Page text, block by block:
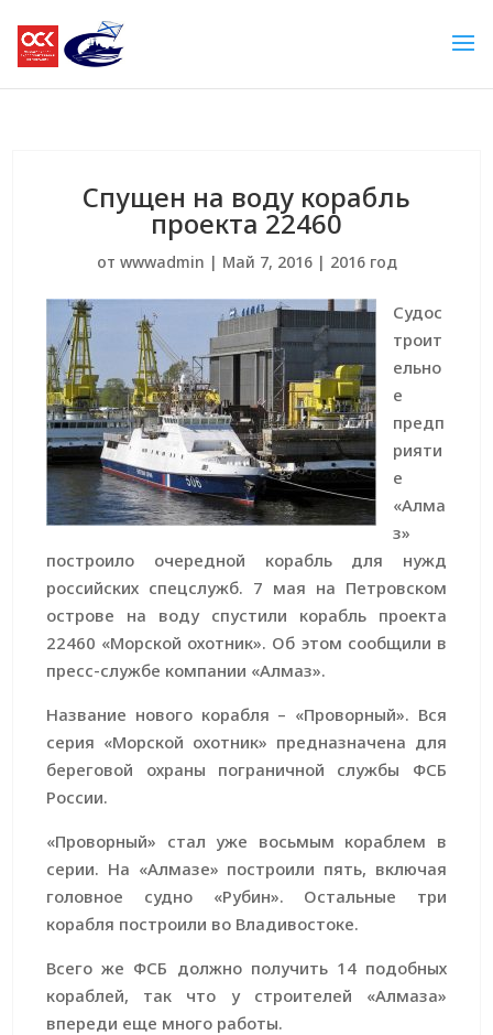
Спущен на воду корабль
проекта 22460
от wwwadmin | Май 7, 2016| 2016 год
Судос
троит
ельно
е
предп
рияти
е
«Алма
з»
построило очередной корабль для нужд
российских спецслужб. 7 мая на Петровском
острове на воду спустили корабль проекта
22460 «Морской охотник». Об этом сообщили в
пресс-службе компании «Алмаз».
Название нового корабля – «Проворный». Вся
серия «Морской охотник» предназначена для
береговой охраны пограничной службы ФСБ
России.
«Проворный» стал уже восьмым кораблем в
серии. На «Алмазе» построили пять, включая
головное судно «Рубин». Остальные три
корабля построили во Владивостоке.
Всего же ФСБ должно получить 14 подобных
кораблей, так что у строителей «Алмаза»
впереди еще много работы.